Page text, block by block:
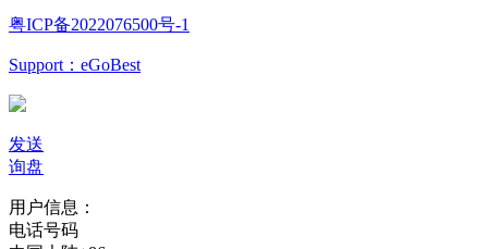
粤ICP备2022076500号-1
Support：eGoBest
发送
询盘
用户信息：
电话号码